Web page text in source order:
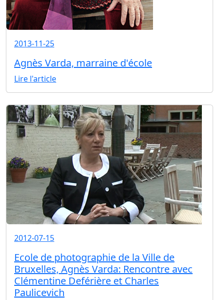
2013-11-25
Agnès Varda, marraine d'école
Lire l'article
2012-07-15
Ecole de photographie de la Ville de
Bruxelles, Agnès Varda: Rencontre avec
Clémentine Deférière et Charles
Paulicevich